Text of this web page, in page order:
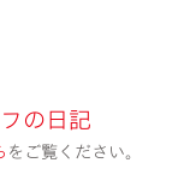
の日記
をご覧ください。